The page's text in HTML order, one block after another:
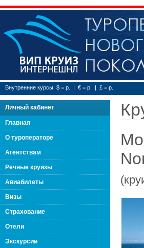
Туроператор нового
поколения "Вип Круиз
Внутренние курсы: $ = р. | € = р. | £ = р.
Личный кабинет
Главная
О туроператоре
Агентствам
Речные круизы
Авиабилеты
Визы
Страхование
Отели
Экскурсии